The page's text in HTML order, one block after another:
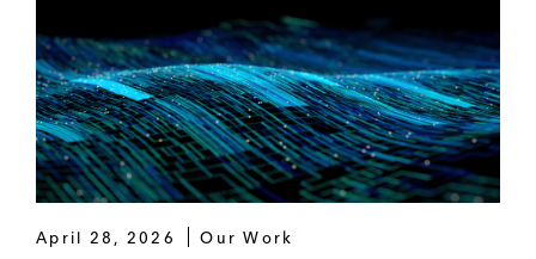
April 28, 2026 Our Work